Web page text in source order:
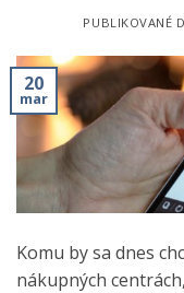
PUBLIKOVANÉ
20
mar
Komu by sa dnes
nákupných